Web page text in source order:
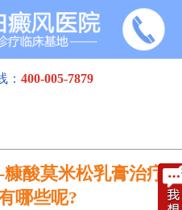
： 400-005-7879
酸莫米松乳膏治疗白
哪些呢?